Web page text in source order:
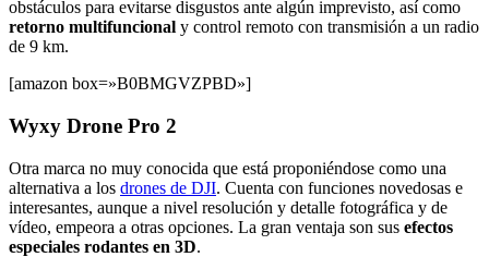
obstáculos para evitarse disgustos ante algún imprevisto, así como
retorno multifuncional y control remoto con transmisión a un radio
de 9 km.
[amazon box=»B0BMGVZPBD»]
Wyxy Drone Pro 2
Otra marca no muy conocida que está proponiéndose como una
alternativa a los drones de DJI. Cuenta con funciones novedosas e
interesantes, aunque a nivel resolución y detalle fotográfica y de
vídeo, empeora a otras opciones. La gran ventaja son sus efectos
especiales rodantes en 3D.